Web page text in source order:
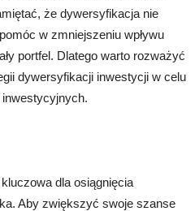
że dywersyfikacja nie
w zmniejszeniu wpływu
portfel. Dlatego warto rozważyć
dywersyfikacji inwestycji w celu
dla osiągnięcia
Aby zwiększyć swoje szanse